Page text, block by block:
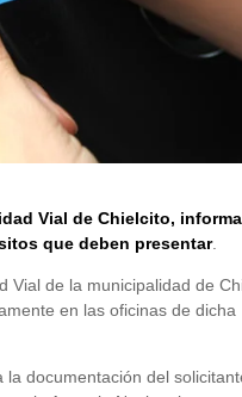
Vial de Chielcito,
que deben presentar.
Vial de la municipalidad de
en las oficinas de
documentación del